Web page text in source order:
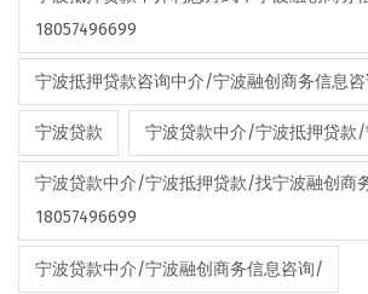
18057496699
宁波抵押贷款咨询中介/宁波融创商务信息
宁波贷款 宁波贷款中介/宁波抵押贷款/
宁波贷款中介/宁波抵押贷款/找宁波融创商
18057496699
宁波贷款中介/宁波融创商务信息咨询/